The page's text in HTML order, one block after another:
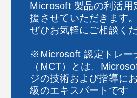
Microsoft 製品の利活用
援させていただきます。
ぜひお気軽にご相談く
※Microsoft 認定トレー
（MCT）とは、
ジの技術および指導に
級のエキスパートです